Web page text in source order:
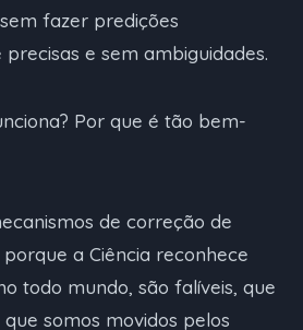
fazer predições
e sem ambiguidades.
Por que é tão bem-
de correção de
a Ciência reconhece
todo mundo, são falíveis, que
somos movidos pelos